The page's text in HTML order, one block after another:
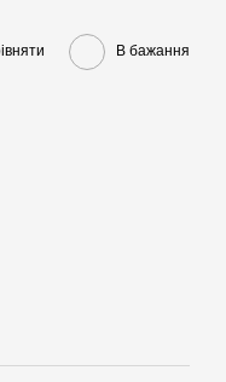
В бажання